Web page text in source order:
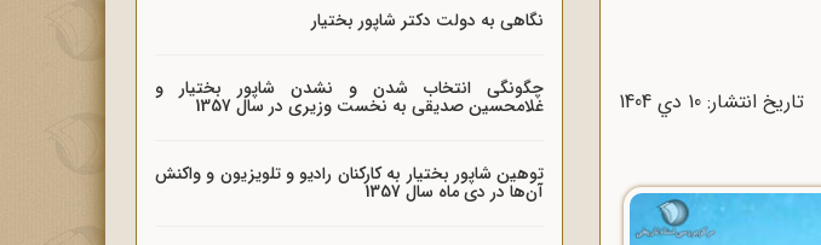
تاریخ انتشار: 10 دي 1404
نگاهی به دولت دکتر شاپور بختیار
چگونگی انتخاب شدن و نشدن شاپور بختیار و
غلامحسین صدیقی به نخست وزیری در سال 1357
توهین شاپور بختیار به کارکنان رادیو و تلویزیون و واکنش
آن‌ها در دی ماه سال 1357